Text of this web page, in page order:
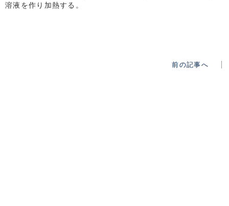
溶液を作り加熱する。
前の記事へ